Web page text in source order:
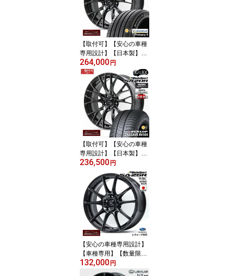
CレクサスLBX 7.5J +36
5/114.3 ハブ専用設計 純
正ボルト使用可
【取付可】【安心の車種
専用設計】【日本製】
【超軽量】サマータイヤ
ホイール 4本セット 18イ
ンチ 225/55R18ミシュラ
ン プライマシー MICHEL
IN Primacy 5 WedsSport
SA-20R WBCレクサスL
BX 7.5J +36 5/114.3 ハ
ブ専用設計 純正ボルト使
用可
264,000 円
【取付可】【安心の車種
専用設計】【日本製】
【超軽量】サマータイヤ
ホイール 4本セット 18イ
ンチ 225/55R18ダンロッ
プ エナセーブ DUNLOP
ENASAVE RV505 Weds
Sport SA-20R WBCレク
サスLBX 18×7.5J +36 5/
114.3 ハブ専用設計 純正
ボルト使用可
236,500 円
【安心の車種専用設計】
【車種専用】【数量限定
日本製 軽量ホイール 当
社特注品】ウェッズスポ
132,000 円